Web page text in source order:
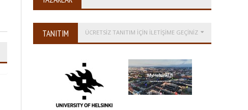
TANITIM ÜCRETSİZ TANITIM IÇIN ILETIŞIME GEÇINIZ